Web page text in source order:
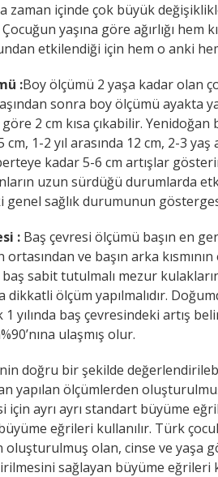
zaman içinde çok büyük
Çocuğun yaşına göre ağırlığı
etkilendiği için hem o anki
:Boy ölçümü 2 yaşa kadar olan
sonra boy ölçümü ayakta
2 cm kısa çıkabilir.
cm, 1-2 yıl arasında 12 cm, 2-3
kadar 5-6 cm artışlar
uzun sürdüğü durumlarda
genel sağlık durumunun
: Baş çevresi ölçümü başın en
ortasından ve başın arka
baş sabit tutulmalı mezur
dikkatli ölçüm yapılmalıdır.
1 yılında baş çevresindeki artış
ulaşmış olur.
doğru bir şekilde
yapılan ölçümlerden
için ayrı ayrı standart büyüme
eğrileri kullanılır. Türk
oluşturulmuş olan, cinse ve yaşa
sağlayan büyüme eğrileri